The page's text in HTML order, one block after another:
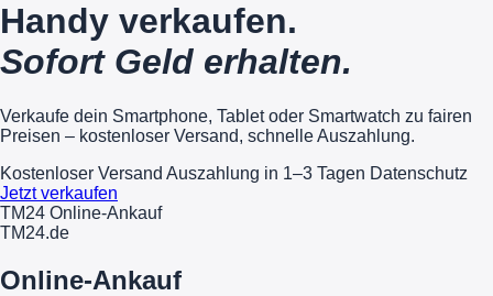
Handy verkaufen.
Sofort Geld erhalten.
Verkaufe dein Smartphone, Tablet oder Smartwatch zu fairen
Preisen – kostenloser Versand, schnelle Auszahlung.
Kostenloser Versand Auszahlung in 1–3 Tagen Datenschutz
Jetzt verkaufen
TM24 Online-Ankauf
TM24.de
Online-Ankauf